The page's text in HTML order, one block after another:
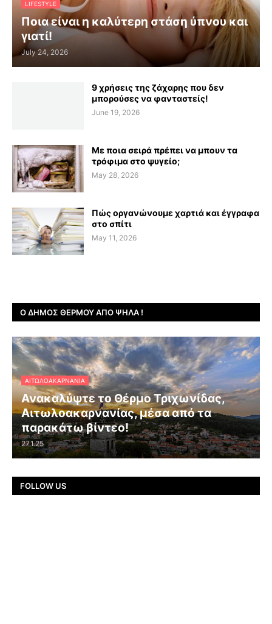
LIFESTYLE
Ποια είναι η καλύτερη στάση ύπνου και
γιατί!
July 24, 2026
9 χρήσεις της ζάχαρης που δεν
μπορούσες να φανταστείς!
June 19, 2026
Με ποια σειρά πρέπει να μπουν τα
τρόφιμα στο ψυγείο;
May 28, 2026
Πώς οργανώνουμε χαρτιά και έγγραφα
στο σπίτι
May 11, 2026
Ο ΔΉΜΟΣ ΘΈΡΜΟΥ ΑΠΌ ΨΗΛΆ !
ΑΙΤΩΛΟΑΚΑΡΝΑΝΊΑ
Ανακαλύψτε το Θέρμο Τριχωνίδας,
Αιτωλοακαρνανίας, μέσα από τα
παρακάτω βίντεο!
27.1.25
FOLLOW US